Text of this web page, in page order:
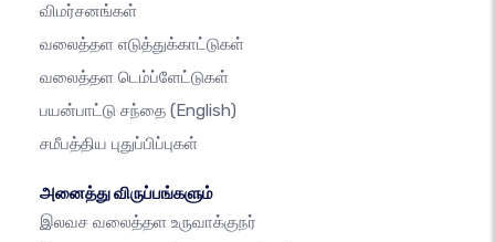
விமர்சனங்கள்
வலைத்தள எடுத்துக்காட்டுகள்
வலைத்தள டெம்ப்ளேட்டுகள்
பயன்பாட்டு சந்தை (English)
சமீபத்திய புதுப்பிப்புகள்
அனைத்து விருப்பங்களும்
இலவச வலைத்தள உருவாக்குநர்